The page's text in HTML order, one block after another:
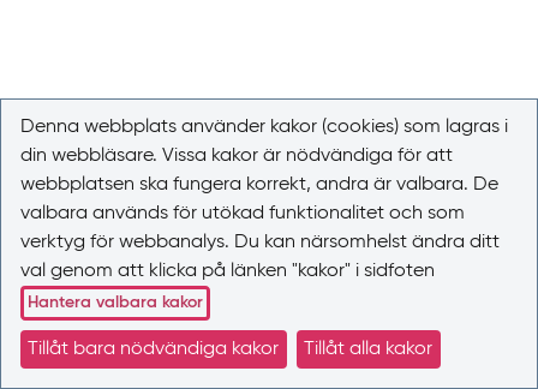
Denna webbplats använder kakor (cookies) som lagras i
din webbläsare. Vissa kakor är nödvändiga för att
webbplatsen ska fungera korrekt, andra är valbara. De
valbara används för utökad funktionalitet och som
verktyg för webbanalys. Du kan närsomhelst ändra ditt
val genom att klicka på länken "kakor" i sidfoten
Hantera valbara kakor
Tillåt bara nödvändiga kakor Tillåt alla kakor